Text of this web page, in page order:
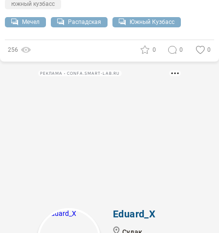
южный кузбасс
Мечел Распадская Южный Кузбасс
256 0 0 0
РЕКЛАМА • CONFA.SMART-LAB.RU
Eduard_X